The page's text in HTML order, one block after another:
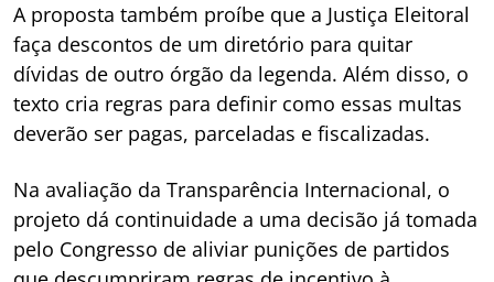
A proposta também proíbe que a Justiça Eleitoral
faça descontos de um diretório para quitar
dívidas de outro órgão da legenda. Além disso, o
texto cria regras para definir como essas multas
deverão ser pagas, parceladas e fiscalizadas.
Na avaliação da Transparência Internacional, o
projeto dá continuidade a uma decisão já tomada
pelo Congresso de aliviar punições de partidos